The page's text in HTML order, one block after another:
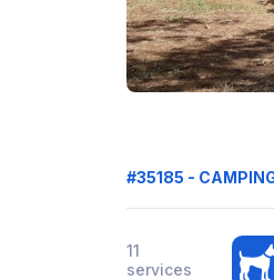
#35185 -
11
services